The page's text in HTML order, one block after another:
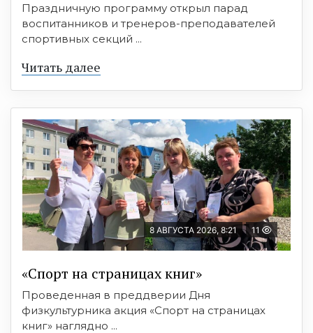
Праздничную программу открыл парад
воспитанников и тренеров-преподавателей
спортивных секций ...
Читать далее
8 АВГУСТА 2026, 8:21 11
«Спорт на страницах книг»
Проведенная в преддверии Дня
физкультурника акция «Спорт на страницах
книг» наглядно ...